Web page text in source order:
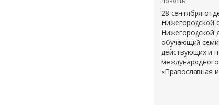
28 сентября
Нижегородской
Нижегородской
обучающий
действующих и
«Православная